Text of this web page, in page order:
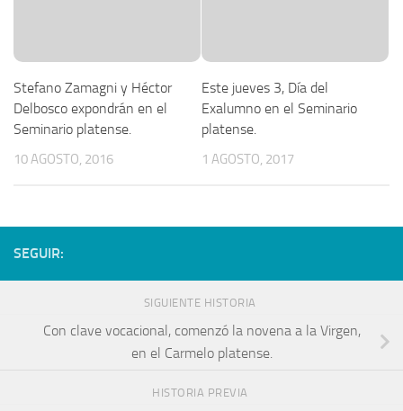
Stefano Zamagni y Héctor
Delbosco expondrán en el
Seminario platense.
10 AGOSTO, 2016
Este jueves 3, Día del
Exalumno en el Seminario
platense.
1 AGOSTO, 2017
SEGUIR:
SIGUIENTE HISTORIA
Con clave vocacional, comenzó la novena a la Virgen,
en el Carmelo platense.
HISTORIA PREVIA